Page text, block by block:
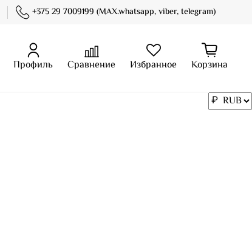
+375 29 7009199 (MAX.whatsapp, viber, telegram)
Профиль Сравнение Избранное Корзина